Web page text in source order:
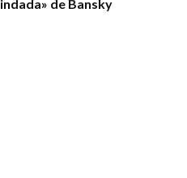
de Bansky